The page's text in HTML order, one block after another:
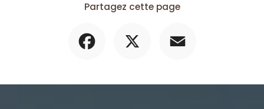
Partagez cette page